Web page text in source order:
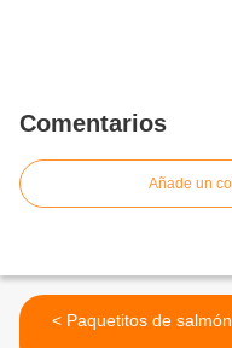
Comentarios
Añade un
< Paquetitos de salmón